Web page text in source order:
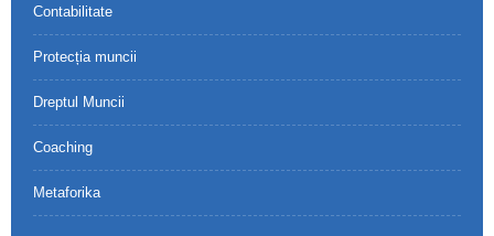
Contabilitate
Protecția muncii
Dreptul Muncii
Coaching
Metaforika